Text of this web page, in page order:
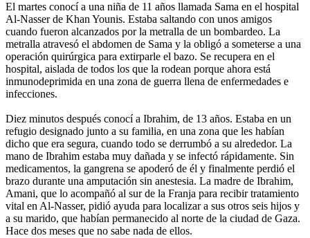
El martes conocí a una niña de 11 años llamada Sama en el hospital
Al-Nasser de Khan Younis. Estaba saltando con unos amigos
cuando fueron alcanzados por la metralla de un bombardeo. La
metralla atravesó el abdomen de Sama y la obligó a someterse a una
operación quirúrgica para extirparle el bazo. Se recupera en el
hospital, aislada de todos los que la rodean porque ahora está
inmunodeprimida en una zona de guerra llena de enfermedades e
infecciones.
Diez minutos después conocí a Ibrahim, de 13 años. Estaba en un
refugio designado junto a su familia, en una zona que les habían
dicho que era segura, cuando todo se derrumbó a su alrededor. La
mano de Ibrahim estaba muy dañada y se infectó rápidamente. Sin
medicamentos, la gangrena se apoderó de él y finalmente perdió el
brazo durante una amputación sin anestesia. La madre de Ibrahim,
Amani, que lo acompañó al sur de la Franja para recibir tratamiento
vital en Al-Nasser, pidió ayuda para localizar a sus otros seis hijos y
a su marido, que habían permanecido al norte de la ciudad de Gaza.
Hace dos meses que no sabe nada de ellos.